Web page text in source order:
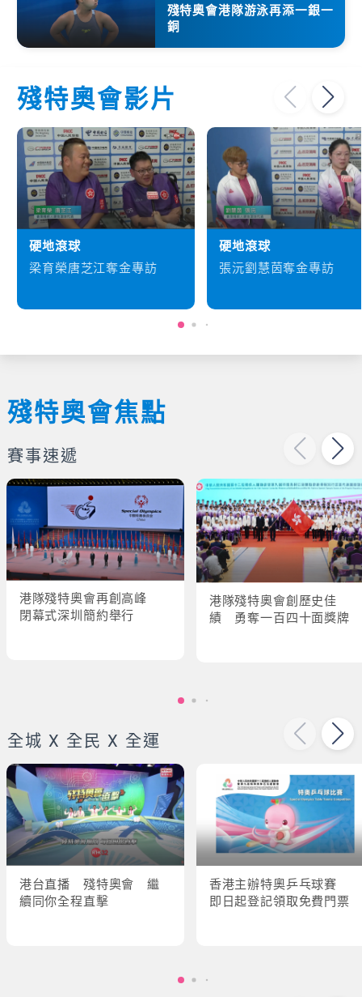
殘特奧會港隊游泳再添一銀一
銅
殘特奧會影片
硬地滾球
梁育榮唐芝江奪金專訪
硬地滾球
張沅劉慧茵奪金專訪
殘特奧會焦點
賽事速遞
港隊殘特奧會再創高峰
閉幕式深圳簡約舉行
港隊殘特奧會創歷史佳
績 勇奪一百四十面獎牌
全城 X 全民 X 全運
港台直播 殘特奧會 繼
續同你全程直擊
香港主辦特奧乒乓球賽
即日起登記領取免費門票